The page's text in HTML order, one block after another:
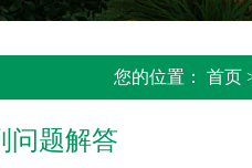
您的位置： 首页
问题解答